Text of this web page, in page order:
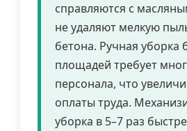
справляются с
не удаляют мелкую
бетона. Ручная уборка
площадей требует
персонала, что
оплаты труда.
уборка в 5–7 раз